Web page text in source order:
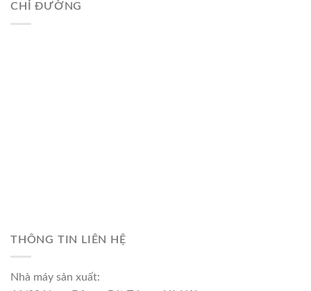
CHỈ ĐƯỜNG
THÔNG TIN LIÊN HỆ
Nhà máy sản xuất: